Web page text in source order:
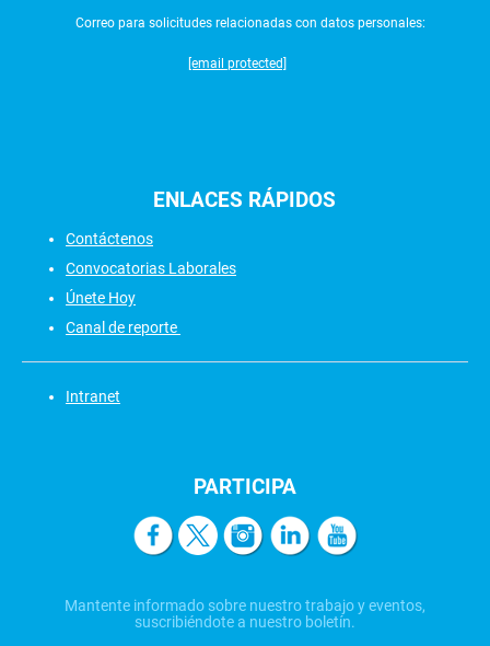
Correo para solicitudes relacionadas con datos personales:
[email protected]
ENLACES RÁPIDOS
Contáctenos
Convocatorias Laborales
Únete Hoy
Canal de reporte
Intranet
PARTICIPA
Mantente informado sobre nuestro trabajo y eventos,
suscribiéndote a nuestro boletín.